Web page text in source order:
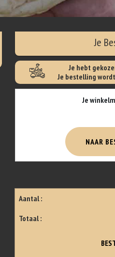
Je hebt
Je bestelling
Je
NAAR
Aantal :
Totaal :
Je